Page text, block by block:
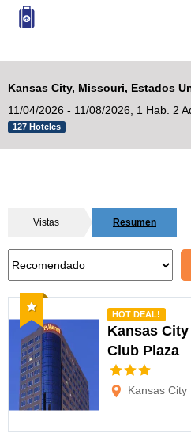
Kansas City, Missouri, Estados
11/04/2026 - 11/08/2026,
1 Hab. 2
127 Hoteles
Vistas Resumen
Recomendado
HOT DEAL!
Kansas
Club Plaza
Kansas City